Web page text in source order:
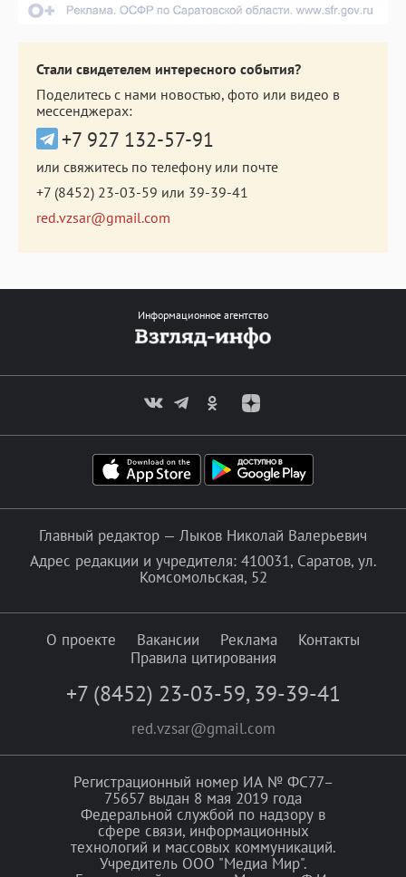
Стали свидетелем интересного события?
Поделитесь с нами новостью, фото или видео в
мессенджерах:
+7 927 132-57-91
или свяжитесь по телефону или почте
+7 (8452) 23-03-59 или 39-39-41
red.vzsar@gmail.com
Информационное агентство
Главный редактор — Лыков Николай Валерьевич
Адрес редакции и учредителя: 410031, Саратов, ул.
Комсомольская, 52
О проекте Вакансии Реклама
Контакты
Правила цитирования
+7 (8452) 23-03-59, 39-39-41
red.vzsar@gmail.com
Регистрационный номер ИА № ФС77–
75657 выдан 8 мая 2019 года
Федеральной службой по надзору в
сфере связи, информационных
технологий и массовых коммуникаций.
Учредитель ООО "Медиа Мир".